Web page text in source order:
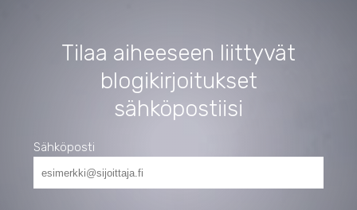
Tilaa aiheeseen liittyvät
blogikirjoitukset
sähköpostiisi
Sähköposti